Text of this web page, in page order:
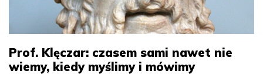
Prof. Klęczar: czasem sami nawet nie
wiemy, kiedy myślimy i mówimy